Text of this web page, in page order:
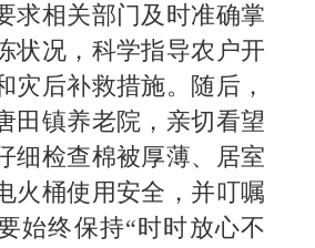
求相关部门及时准确掌
状况，科学指导农户开
灾后补救措施。随后，
田镇养老院，亲切看望
细检查棉被厚薄、居室
火桶使用安全，并叮嘱
始终保持“时时放心不